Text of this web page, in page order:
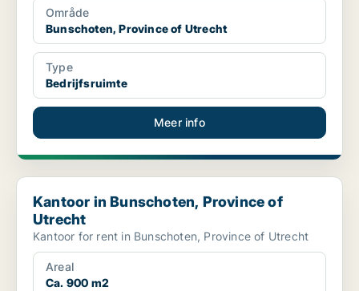
Område
Bunschoten, Province of Utrecht
Type
Bedrijfsruimte
Meer info
Kantoor in Bunschoten, Province of Utrecht
Kantoor in Bunschoten, Province of
Utrecht
Kantoor for rent in Bunschoten, Province of Utrecht
Areal
Ca. 900 m2